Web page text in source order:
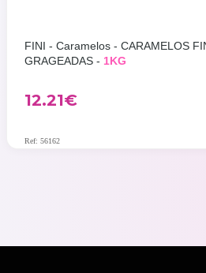
FINI - Caramelos - CARAMELOS
GRAGEADAS - 1KG
12.21€
Ref: 56162